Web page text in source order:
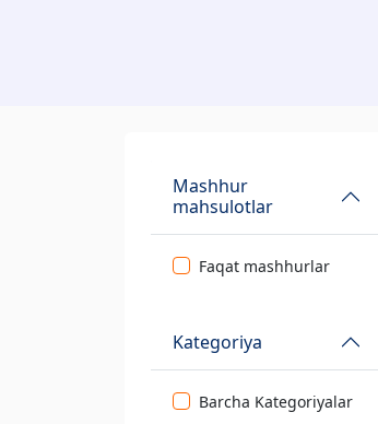
Mashhur
mahsulotlar
Faqat mashhurlar
Kategoriya
Barcha Kategoriyalar